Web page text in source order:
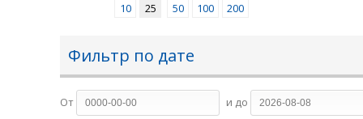
10 25 50 100 200
Фильтр по дате
От и до